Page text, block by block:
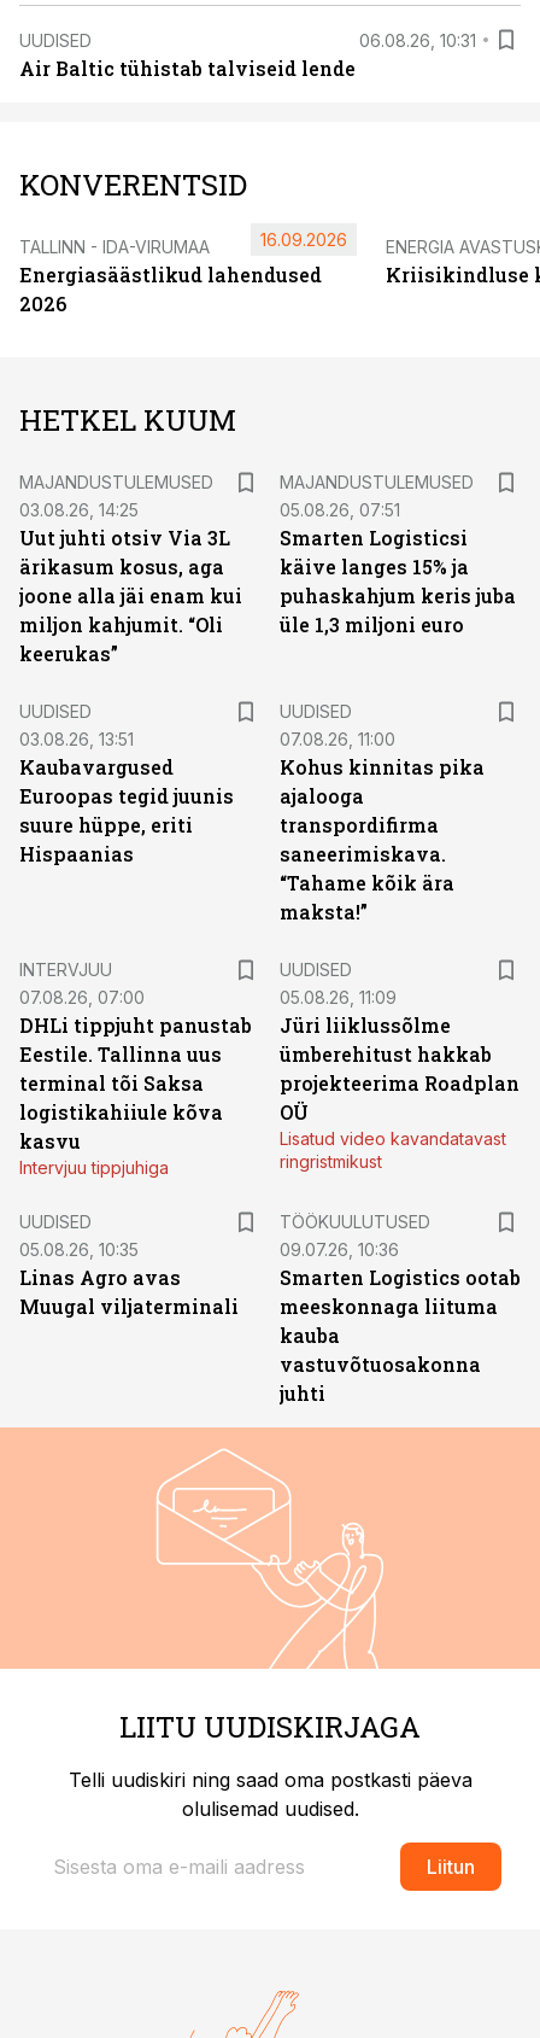
UUDISED 06.08.26, 10:31
Air Baltic tühistab talviseid lende
KONVERENTSID
TALLINN - IDA-VIRUMAA
Energiasäästlikud lahendused
2026
16.09.2026 ENERGIA
Kriisikindluse
HETKEL KUUM
MAJANDUSTULEMUSED
03.08.26, 14:25
Uut juhti otsiv Via 3L
ärikasum kosus, aga
joone alla jäi enam kui
miljon kahjumit. “Oli
keerukas”
MAJANDUSTULEMUSED
05.08.26, 07:51
Smarten Logisticsi
käive langes 15% ja
puhaskahjum keris juba
üle 1,3 miljoni euro
UUDISED
03.08.26, 13:51
Kaubavargused
Euroopas tegid juunis
suure hüppe, eriti
Hispaanias
UUDISED
07.08.26, 11:00
Kohus kinnitas pika
ajalooga
transpordifirma
saneerimiskava.
“Tahame kõik ära
maksta!”
INTERVJUU
07.08.26, 07:00
DHLi tippjuht panustab
Eestile. Tallinna uus
terminal tõi Saksa
logistikahiiule kõva
kasvu
Intervjuu tippjuhiga
UUDISED
05.08.26, 11:09
Jüri liiklussõlme
ümberehitust hakkab
projekteerima Roadplan
OÜ
Lisatud video kavandatavast
ringristmikust
UUDISED
05.08.26, 10:35
Linas Agro avas
Muugal viljaterminali
TÖÖKUULUTUSED
09.07.26, 10:36
Smarten Logistics ootab
meeskonnaga liituma
kauba
vastuvõtuosakonna
juhti
LIITU UUDISKIRJAGA
Telli uudiskiri ning saad oma postkasti päeva
olulisemad uudised.
Liitun